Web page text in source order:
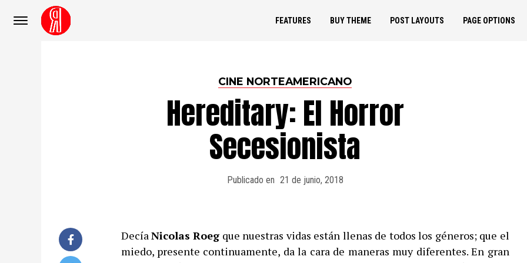
FEATURES BUY THEME POST LAYOUTS PAGE OPTIONS
CINE NORTEAMERICANO
Hereditary: El Horror
Secesionista
Publicado en 21 de junio, 2018
DecíaNicolas Roeg que nuestras vidas están llenas de todos los géneros; que el
miedo, presente continuamente, da la cara de maneras muy diferentes. En gran